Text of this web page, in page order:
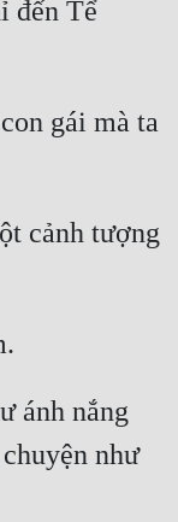
đến Tể
gái mà ta
cảnh tượng
ánh nắng
như